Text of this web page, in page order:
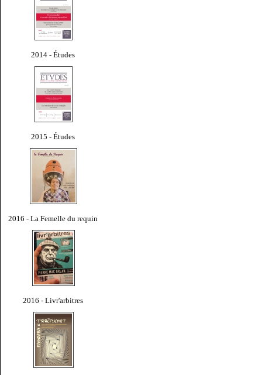
2014 - Études
2015 - Études
2016 - La Femelle du requin
2016 - Livr'arbitres